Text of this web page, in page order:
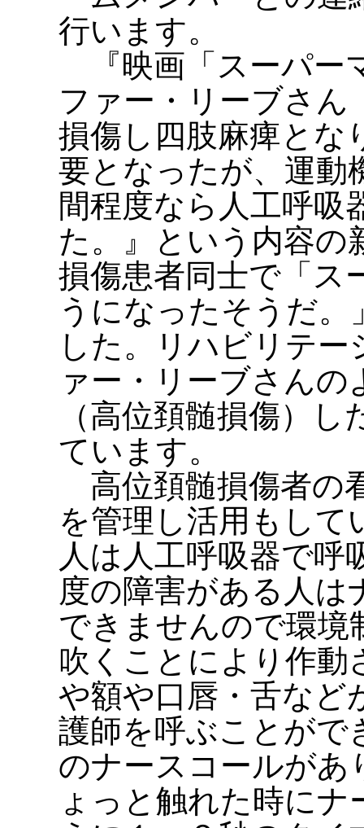
行います。
『映画「スーパー
ファー・リーブさん
損傷し四肢麻痺とな
要となったが、運動
間程度なら人工呼吸
た。』という内容の
損傷患者同士で「ス
うになったそうだ
した。リハビリテ
ァー・リーブさん
（高位頚髄損傷）
ています。
高位頚髄損傷者の
を管理し活用もして
人は人工呼吸器で呼
度の障害がある人は
できませんので環境
吹くことにより作動
や額や口唇・舌など
護師を呼ぶことがで
のナースコールがあ
ょっと触れた時に